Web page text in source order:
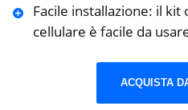
Facile installazione: il
cellulare è facile da
ACQUISTA